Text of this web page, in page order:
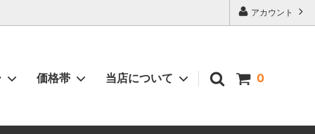
アカウント
0
季節限定商品
価格帯 当店について
会社案内